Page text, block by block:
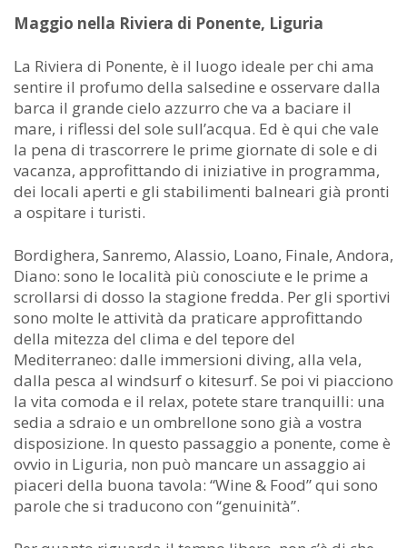
Maggio nella Riviera di Ponente, Liguria
La Riviera di Ponente, è il luogo ideale per chi ama
sentire il profumo della salsedine e osservare dalla
barca il grande cielo azzurro che va a baciare il
mare, i riflessi del sole sull’acqua. Ed è qui che vale
la pena di trascorrere le prime giornate di sole e di
vacanza, approfittando di iniziative in programma,
dei locali aperti e gli stabilimenti balneari già pronti
a ospitare i turisti.
Bordighera, Sanremo, Alassio, Loano, Finale, Andora,
Diano: sono le località più conosciute e le prime a
scrollarsi di dosso la stagione fredda. Per gli sportivi
sono molte le attività da praticare approfittando
della mitezza del clima e del tepore del
Mediterraneo: dalle immersioni diving, alla vela,
dalla pesca al windsurf o kitesurf. Se poi vi piacciono
la vita comoda e il relax, potete stare tranquilli: una
sedia a sdraio e un ombrellone sono già a vostra
disposizione. In questo passaggio a ponente, come è
ovvio in Liguria, non può mancare un assaggio ai
piaceri della buona tavola: “Wine & Food” qui sono
parole che si traducono con “genuinità”.